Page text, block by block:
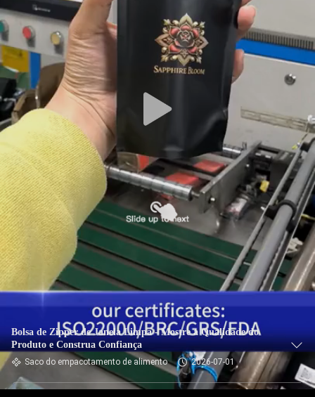
Bolsa de Zipper de Janela Limpa - Mostre a Qualidade do
Produto e Construa Confiança
Saco do empacotamento de alimento 2026-07-01